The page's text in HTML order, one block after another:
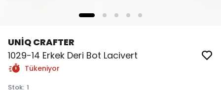
UNİQ CRAFTER
1029-14 Erkek Deri Bot Lacivert
Tükeniyor
Stok: 1